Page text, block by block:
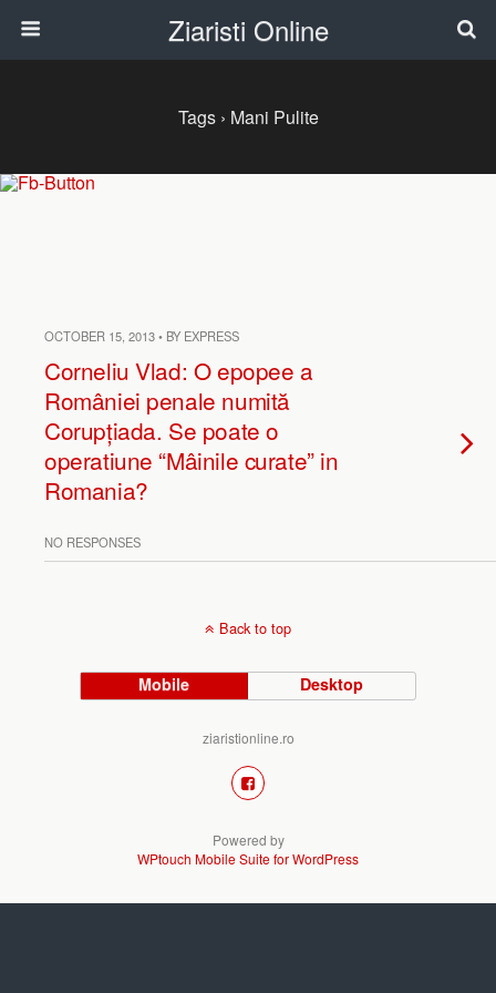
Ziaristi Online
Tags › Mani Pulite
OCTOBER 15, 2013 • BY EXPRESS
Corneliu Vlad: O epopee a
României penale numită
Corupțiada. Se poate o
operatiune “Mâinile curate” in
Romania?
NO RESPONSES
Back to top
Mobile Desktop
ziaristionline.ro
Powered by
WPtouch Mobile Suite for WordPress